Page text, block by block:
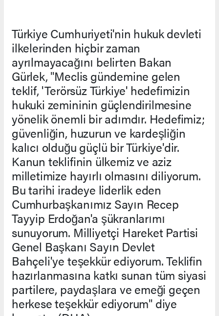
Türkiye Cumhuriyeti'nin hukuk devleti
ilkelerinden hiçbir zaman
ayrılmayacağını belirten Bakan
Gürlek, "Meclis gündemine gelen
teklif, 'Terörsüz Türkiye' hedefimizin
hukuki zemininin güçlendirilmesine
yönelik önemli bir adımdır. Hedefimiz;
güvenliğin, huzurun ve kardeşliğin
kalıcı olduğu güçlü bir Türkiye'dir.
Kanun teklifinin ülkemiz ve aziz
milletimize hayırlı olmasını diliyorum.
Bu tarihi iradeye liderlik eden
Cumhurbaşkanımız Sayın Recep
Tayyip Erdoğan'a şükranlarımı
sunuyorum. Milliyetçi Hareket Partisi
Genel Başkanı Sayın Devlet
Bahçeli'ye teşekkür ediyorum. Teklifin
hazırlanmasına katkı sunan tüm siyasi
partilere, paydaşlara ve emeği geçen
herkese teşekkür ediyorum" diye